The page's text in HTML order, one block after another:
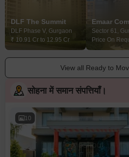
DLF The Summit
DLF Phase V, Gurgaon
₹ 10.91 Cr to 12.95 Cr
Sector 61,
Price On
View all Ready to
सोहना में समान संपत्तियाँ।
10